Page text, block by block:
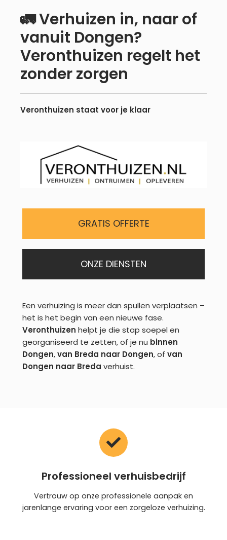
Meteen
naar
inhoud
🚛 Verhuizen in, naar of
vanuit Dongen?
Veronthuizen regelt het
zonder zorgen
Veronthuizen staat voor je klaar
Een verhuizing is meer dan spullen verplaatsen –
het is het begin van een nieuwe fase.
Veronthuizen helpt je die stap soepel en
georganiseerd te zetten, of je nu binnen
Dongen,van Breda naar Dongen, of van
Dongen naar Breda verhuist.
GRATIS OFFERTE
ONZE DIENSTEN
Professioneel verhuisbedrijf
Vertrouw op onze professionele aanpak en
jarenlange ervaring voor een zorgeloze verhuizing.